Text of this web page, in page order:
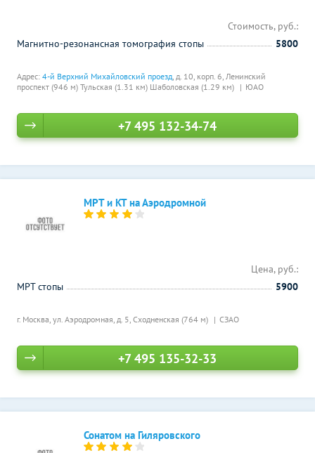
Адрес: 4-й Верхний Михайловский проезд, д. 10, корп. 6, Ленинский
проспект (946 м) Тульская (1.31 км) Шаболовская (1.29 км) ЮАО
Стоимость, руб.:
Магнитно-резонансная томография стопы
5800
+7 495 132-34-74
МРТ и КТ на Аэродромной
г. Москва, ул. Аэродромная, д. 5, Сходненская (764 м) СЗАО
Цена, руб.:
МРТ стопы
5900
+7 495 135-32-33
Сонатом на Гиляровского